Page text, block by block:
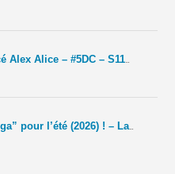
Les 7 mangas qui ont influencé Alex Alice – #5DC – S11E40
Notre petit guide “lecture manga” pour l’été (2026) ! – La 5e de Couv' – #5DC – Saison 11 épisode 39